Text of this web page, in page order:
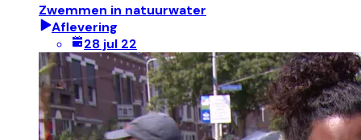
Zwemmen in natuurwater
Aflevering
28 jul 22